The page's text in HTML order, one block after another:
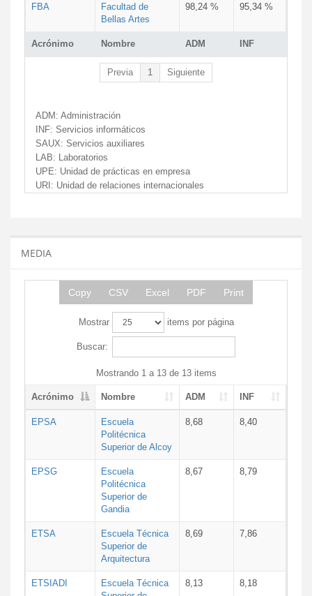
Acrónimo Nombre ADM INF
FBA
Facultad de
Bellas Artes
98,24 % 95,34 %
Previa 1 Siguiente
ADM: Administración
INF: Servicios informáticos
SAUX: Servicios auxiliares
LAB: Laboratorios
UPE: Unidad de prácticas en empresa
URI: Unidad de relaciones internacionales
MEDIA
Copy CSV Excel PDF Print
Mostrar items por página
Buscar:
Mostrando 1 a 13 de 13 items
Acrónimo Nombre ADM INF
EPSA
Escuela
Politécnica
Superior de Alcoy
8,68 8,40
EPSG
Escuela
Politécnica
Superior de
Gandia
8,67 8,79
ETSA
Escuela Técnica
Superior de
Arquitectura
8,69 7,86
ETSIADI
Escuela Técnica
8,13 8,18